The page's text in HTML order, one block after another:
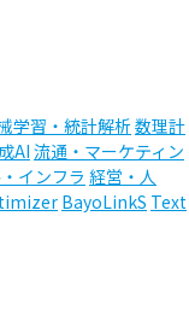
学習・統計解析数理計
AI流通・マーケティン
インフラ 経営・人
BayoLinkS Text